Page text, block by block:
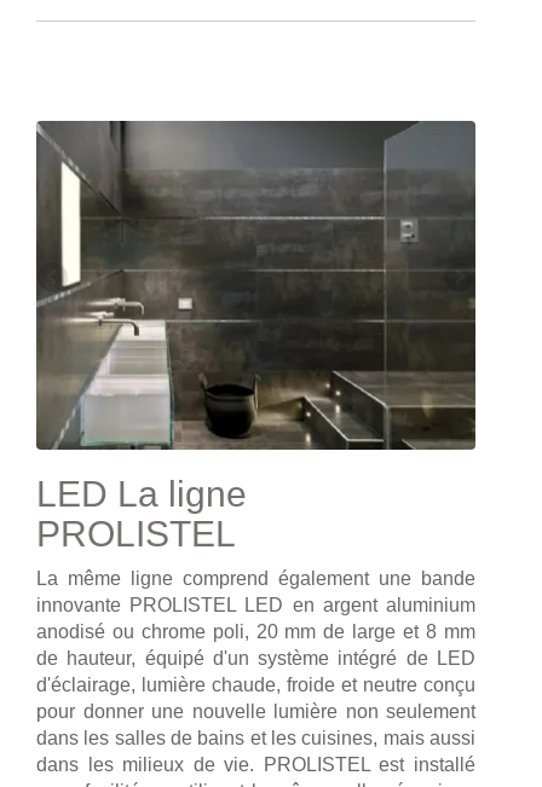
LED La ligne
PROLISTEL
La même ligne comprend également une bande
innovante PROLISTEL LED en argent aluminium
anodisé ou chrome poli, 20 mm de large et 8 mm
de hauteur, équipé d'un système intégré de LED
d'éclairage, lumière chaude, froide et neutre conçu
pour donner une nouvelle lumière non seulement
dans les salles de bains et les cuisines, mais aussi
dans les milieux de vie. PROLISTEL est installé